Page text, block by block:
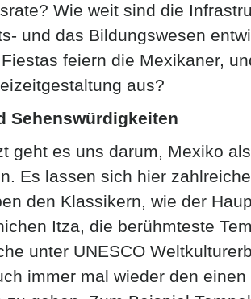
Wie weit sind die
und das Bildungswesen
feiern die Mexikaner,
aus?
Sehenswürdigkeiten
geht es uns darum, Mexiko
Es lassen sich hier
den Klassikern, wie der
Itza, die berühmteste
unter UNESCO
immer mal wieder den